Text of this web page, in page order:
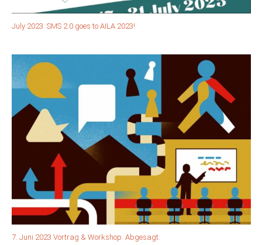
July 2023. SMS 2.0 goes to AILA 2023!
7. Juni 2023 Vortrag & Workshop. Abgesagt.